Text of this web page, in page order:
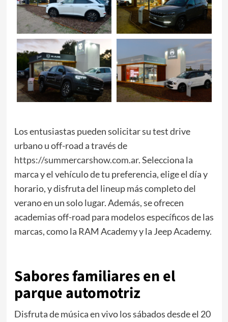
Los entusiastas pueden solicitar su test drive
urbano u off-road a través de
https://summercarshow.com.ar. Selecciona la
marca y el vehículo de tu preferencia, elige el día y
horario, y disfruta del lineup más completo del
verano en un solo lugar. Además, se ofrecen
academias off-road para modelos específicos de las
marcas, como la RAM Academy y la Jeep Academy.
Sabores familiares en el
parque automotriz
Disfruta de música en vivo los sábados desde el 20